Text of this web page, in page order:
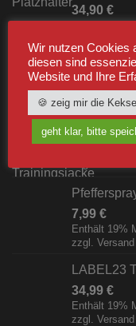
34,90 €
BESTSELLER
Label23
Schwarz/
7,99 €
Enthält 19%
zzgl. Versand
LABEL23
34,99 €
Enthält 19%
zzgl. Versand
Wir nutzen Cookies
diesen sind
Website und Ihre
🍪 zeig mir die
geht klar, bitte